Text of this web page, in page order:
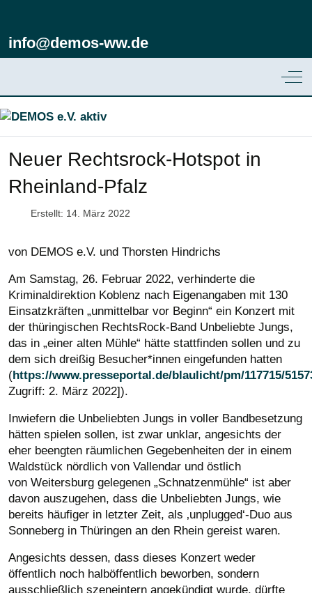
info@demos-ww.de
Neuer Rechtsrock-Hotspot in
Rheinland-Pfalz
Erstellt: 14. März 2022
von DEMOS e.V. und Thorsten Hindrichs
Am Samstag, 26. Februar 2022, verhinderte die
Kriminaldirektion Koblenz nach Eigenangaben mit 130
Einsatzkräften „unmittelbar vor Beginn“ ein Konzert mit
der thüringischen RechtsRock-Band Unbeliebte Jungs,
das in „einer alten Mühle“ hätte stattfinden sollen und zu
dem sich dreißig Besucher*innen eingefunden hatten
(https://www.presseportal.de/blaulicht/pm/117715/
Zugriff: 2. März 2022]).
Inwiefern die Unbeliebten Jungs in voller Bandbesetzung
hätten spielen sollen, ist zwar unklar, angesichts der
eher beengten räumlichen Gegebenheiten der in einem
Waldstück nördlich von Vallendar und östlich
von Weitersburg gelegenen „Schnatzenmühle“ ist aber
davon auszugehen, dass die Unbeliebten Jungs, wie
bereits häufiger in letzter Zeit, als ‚unplugged‘-Duo aus
Sonneberg in Thüringen an den Rhein gereist waren.
Angesichts dessen, dass dieses Konzert weder
öffentlich noch halböffentlich beworben, sondern
ausschließlich szeneintern angekündigt wurde, dürfte